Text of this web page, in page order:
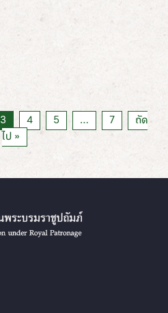
3 4 5 … 7
ถัด
ไป »